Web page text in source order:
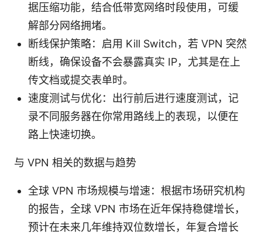
据压缩功能，结合低带宽网络时段使用，可缓
解部分网络拥堵。
断线保护策略：启用 Kill Switch，若 VPN 突然
断线，确保设备不会暴露真实 IP，尤其是在上
传文档或提交表单时。
速度测试与优化：出行前后进行速度测试，记
录不同服务器在你常用路线上的表现，以便在
路上快速切换。
与 VPN 相关的数据与趋势
全球 VPN 市场规模与增速：根据市场研究机构
的报告，全球 VPN 市场在近年保持稳健增长，
预计在未来几年维持双位数增长，年复合增长